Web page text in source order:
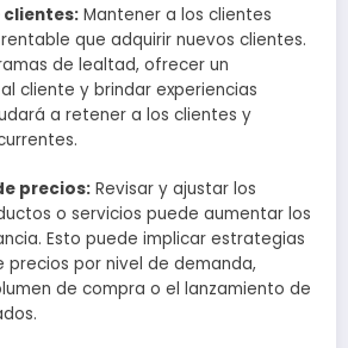
clientes: Mantener a los clientes
que adquirir nuevos clientes.
de lealtad, ofrecer un
cliente y brindar experiencias
a retener a los clientes y
precios: Revisar y ajustar los
o servicios puede aumentar los
Esto puede implicar estrategias
precios por nivel de demanda,
de compra o el lanzamiento de